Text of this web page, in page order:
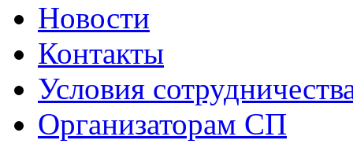
Новости
Контакты
Условия
Организаторам СП